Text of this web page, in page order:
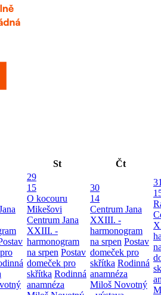
St Čt
29
15
O kocouru
Mikešovi
Centrum Jana
XXIII. -
harmonogram
na srpen Postav
domeček pro
skřítka Rodinná
anamnéza
30
14
Centrum Jana
XXIII. -
harmonogram
na srpen Postav
domeček pro
skřítka Rodinná
anamnéza
Miloš Novotný